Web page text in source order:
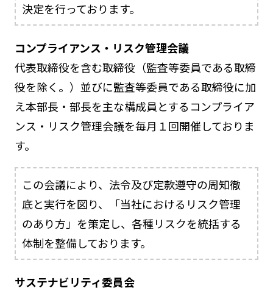
決定を行っております。
コンプライアンス・リスク管理会議
代表取締役を含む取締役（監査等委員である取締
役を除く。）並びに監査等委員である取締役に加
え本部長・部長を主な構成員とするコンプライア
ンス・リスク管理会議を毎月１回開催しておりま
す。
この会議により、法令及び定款遵守の周知徹
底と実行を図り、「当社におけるリスク管理
のあり方」を策定し、各種リスクを統括する
体制を整備しております。
サステナビリティ委員会